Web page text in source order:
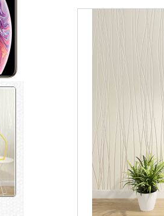
トルの白を満载し